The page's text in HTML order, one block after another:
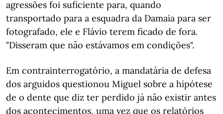
agressões foi suficiente para, quando
transportado para a esquadra da Damaia para ser
fotografado, ele e Flávio terem ficado de fora.
"Disseram que não estávamos em condições".
Em contrainterrogatório, a mandatária de defesa
dos arguidos questionou Miguel sobre a hipótese
de o dente que diz ter perdido já não existir antes
dos acontecimentos, uma vez que os relatórios